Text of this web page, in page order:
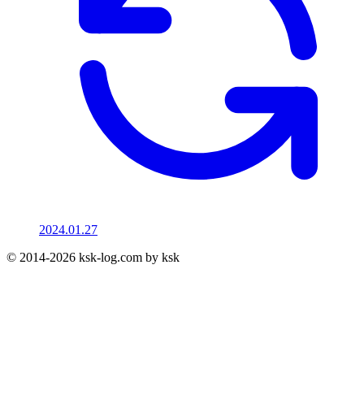
2024.01.27
© 2014-2026 ksk-log.com by ksk